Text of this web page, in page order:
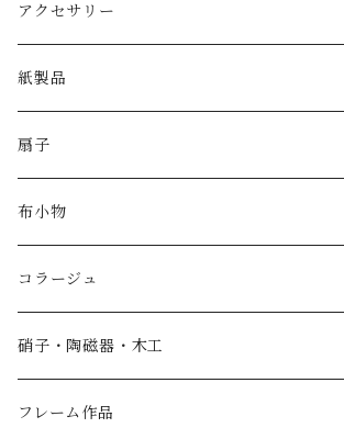
アクセサリー
紙製品
扇子
布小物
コラージュ
香箱
小物入れ
硝子・陶磁器・木工
フレーム作品